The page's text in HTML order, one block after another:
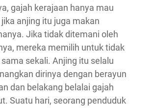
gajah kerajaan hanya mau
anjing itu juga makan
Jika tidak ditemani oleh
mereka memilih untuk tidak
sekali. Anjing itu selalu
dirinya dengan berayun
dan belakang belalai gajah
Suatu hari, seorang penduduk